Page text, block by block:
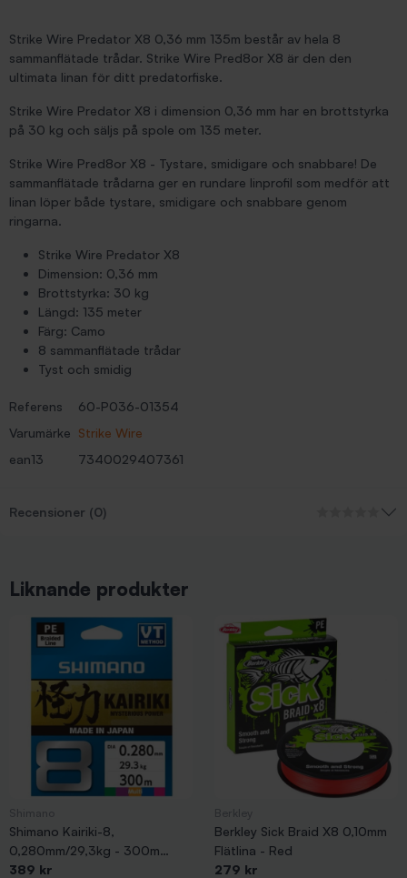
Strike Wire Predator X8 0,36 mm 135m består av hela 8
sammanflätade trådar. Strike Wire Pred8or X8 är den den
ultimata linan för ditt predatorfiske.
Strike Wire Predator X8 i dimension 0,36 mm har en brottstyrka
på 30 kg och säljs på spole om 135 meter.
Strike Wire Pred8or X8 - Tystare, smidigare och snabbare! De
sammanflätade trådarna ger en rundare linprofil som medför att
linan löper både tystare, smidigare och snabbare genom
ringarna.
Strike Wire Predator X8
Dimension: 0,36 mm
Brottstyrka: 30 kg
Längd: 135 meter
Färg: Camo
8 sammanflätade trådar
Tyst och smidig
Referens
60-P036-01354
Varumärke Strike Wire
ean13
7340029407361
Recensioner (0)
Liknande produkter
Shimano Kairiki-8,
0,280mm/29,3kg - 300m
(Multi)
389 kr
Berkley Sick Braid X8 0,10mm
Flätlina - Red
279 kr